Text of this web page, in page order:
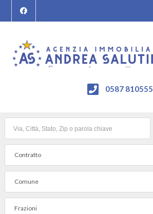
0587 810555
Contratto
Comune
Frazioni